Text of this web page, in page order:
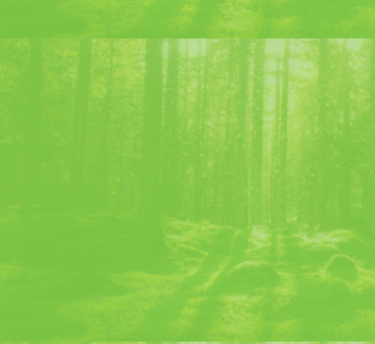
Chartreuse Swizzle
Chartreuse Swizzle–